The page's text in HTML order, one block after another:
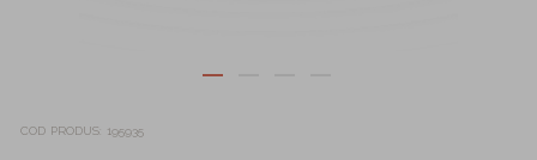
COD PRODUS 195935